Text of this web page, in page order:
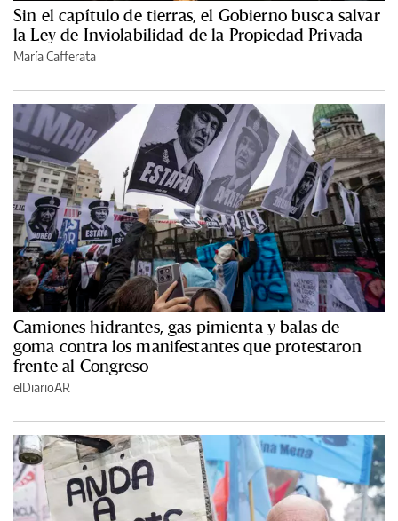
Sin el capítulo de tierras, el Gobierno busca salvar
la Ley de Inviolabilidad de la Propiedad Privada
María Cafferata
Camiones hidrantes, gas pimienta y balas de
goma contra los manifestantes que protestaron
frente al Congreso
elDiarioAR